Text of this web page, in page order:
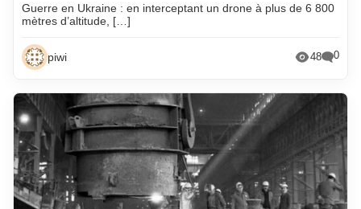
Guerre en Ukraine : en interceptant un drone à plus de 6 800
mètres d’altitude, […]
piwi 48 0